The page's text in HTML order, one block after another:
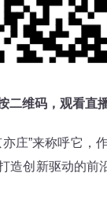
二维码，观看直
”来称呼它，
造创新驱动的前